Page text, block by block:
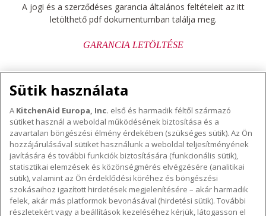
A jogi és a szerződéses garancia általános feltételeit az itt
letölthető pdf dokumentumban találja meg.
GARANCIA LETÖLTÉSE
A KITCHENAID MÁRKÁRÓL
A márka lényege
A márka története
ODR
TÁMOGATÁS
Hol lehet megvenni
Garancia és dokumentumok
Ügyfélszolgálat
KÖVESSEN BENNÜNKET
Sütik használata
A KitchenAid Europa, Inc. első és harmadik féltől származó
sütiket használ a weboldal működésének biztosítása és a
zavartalan böngészési élmény érdekében (szükséges sütik). Az Ön
hozzájárulásával sütiket használunk a weboldal teljesítményének
javítására és további funkciók biztosítására (funkcionális sütik),
statisztikai elemzések és közönségmérés elvégzésére (analitikai
sütik), valamint az Ön érdeklődési köréhez és böngészési
szokásaihoz igazított hirdetések megjelenítésére – akár harmadik
felek, akár más platformok bevonásával (hirdetési sütik). További
részletekért vagy a beállítások kezeléséhez kérjük, látogasson el